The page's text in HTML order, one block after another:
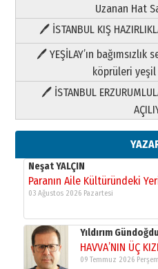
Uzanan Hat
🖊 İSTANBUL KIŞ
🖊 YEŞİLAY’ın
köprüleri yeşil
🖊 İSTANBUL
Yıldırım
HAVVA’NIN ÜÇ
09 Temmuz 2026
Yusuf POLAT
Şampiyonluk
11 Mayıs 2026 Pazartesi
Neşat YALÇIN
Paranın Aile Kültüründeki
03 Ağustos 2026 Pazartesi
Yıldırım Gündoğdu
HAVVA’NIN ÜÇ KIZI
09 Temmuz 2026